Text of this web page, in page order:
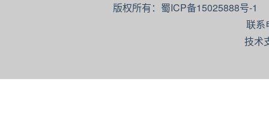
版权所有：蜀ICP备15025888号-
联系
技术